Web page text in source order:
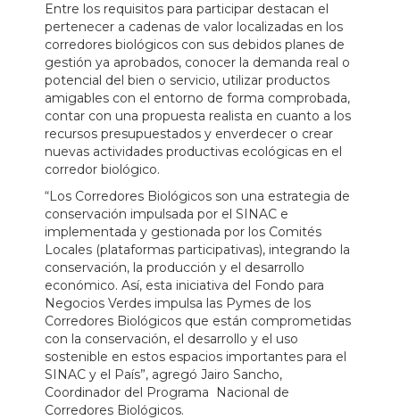
Entre los requisitos para participar destacan el
pertenecer a cadenas de valor localizadas en los
corredores biológicos con sus debidos planes de
gestión ya aprobados, conocer la demanda real o
potencial del bien o servicio, utilizar productos
amigables con el entorno de forma comprobada,
contar con una propuesta realista en cuanto a los
recursos presupuestados y enverdecer o crear
nuevas actividades productivas ecológicas en el
corredor biológico.
“Los Corredores Biológicos son una estrategia de
conservación impulsada por el SINAC e
implementada y gestionada por los Comités
Locales (plataformas participativas), integrando la
conservación, la producción y el desarrollo
económico. Así, esta iniciativa del Fondo para
Negocios Verdes impulsa las Pymes de los
Corredores Biológicos que están comprometidas
con la conservación, el desarrollo y el uso
sostenible en estos espacios importantes para el
SINAC y el País”, agregó Jairo Sancho,
Coordinador del Programa Nacional de
Corredores Biológicos.